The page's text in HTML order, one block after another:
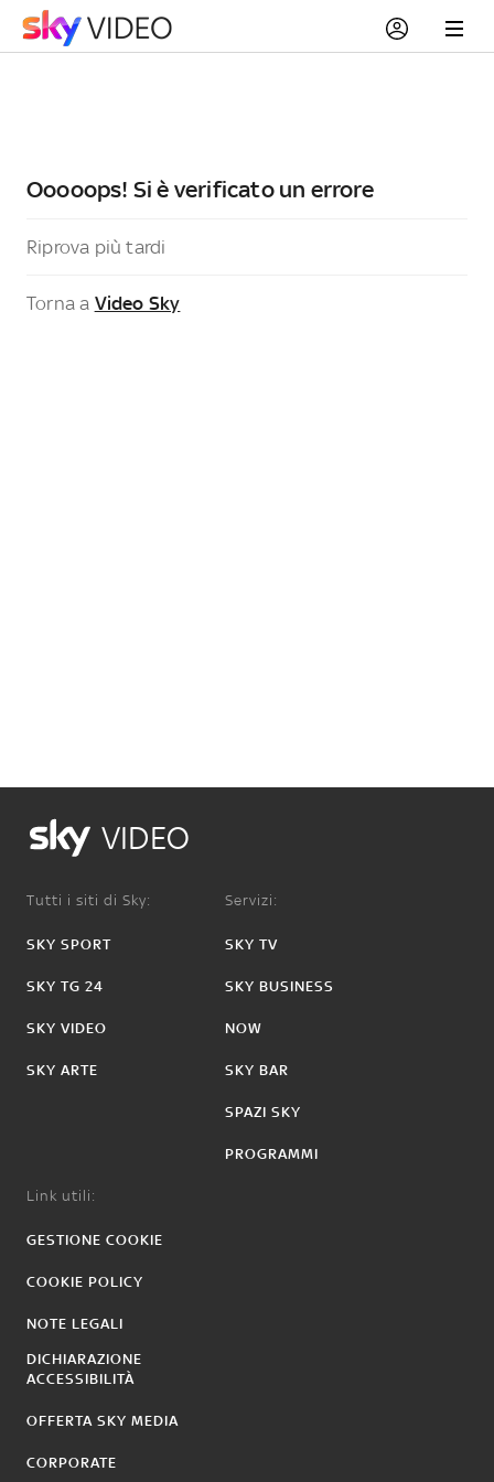
Ooooops! Si è verificato un errore
Riprova più tardi
Torna a Video Sky
VIDEO
Tutti i siti di Sky:
SKY SPORT
SKY TG 24
SKY VIDEO
SKY ARTE
Servizi:
SKY TV
SKY BUSINESS
NOW
SKY BAR
SPAZI SKY
PROGRAMMI
Link utili:
GESTIONE COOKIE
COOKIE POLICY
NOTE LEGALI
DICHIARAZIONE
ACCESSIBILITÀ
OFFERTA SKY MEDIA
CORPORATE